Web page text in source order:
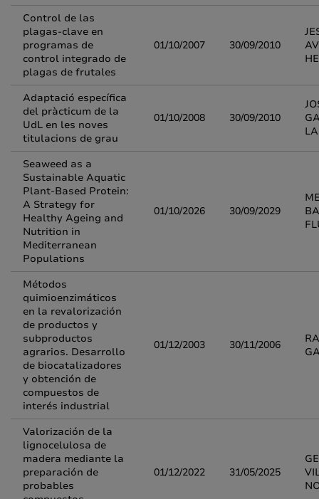
Control de las
plagas-clave en
programas de
control integrado de
plagas de frutales
01/10/2007 30/09/2010
Adaptació específica
del pràcticum de la
UdL en les noves
titulacions de grau
01/10/2008 30/09/2010
Seaweed as a
Sustainable Aquatic
Plant-Based Protein:
A Strategy for
Healthy Ageing and
Nutrition in
Mediterranean
Populations
01/10/2026 30/09/2029
Métodos
quimioenzimáticos
en la revalorización
de productos y
subproductos
agrarios. Desarrollo
de biocatalizadores
y obtención de
compuestos de
interés industrial
01/12/2003 30/11/2006
Valorización de la
lignocelulosa de
madera mediante la
preparación de
probables
01/12/2022 31/05/2025